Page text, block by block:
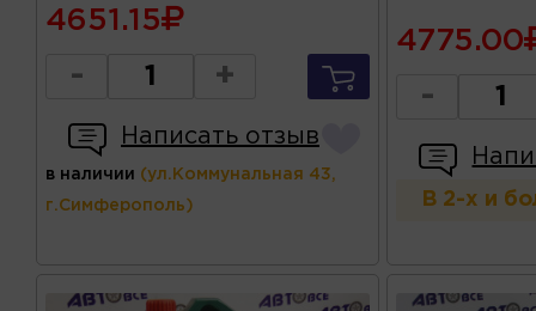
4651.15
- +
Написать отзыв
в наличии (ул.Коммунальная 43,
г.Симферополь)
4775.00
-
В 2-х и